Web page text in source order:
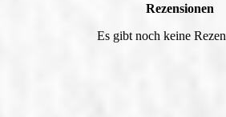
Rezensionen
Es gibt noch keine